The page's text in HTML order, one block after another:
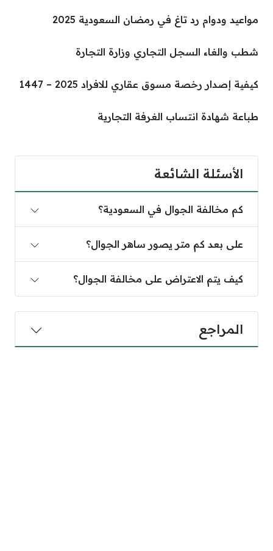
مواعيد ودوام رد تاغ في رمضان السعودية 2025
شطب والغاء السجل التجاري وزارة التجارة
كيفية إصدار رخصة مسوق عقاري للافراد 2025 – 1447
طباعة شهادة انتساب الغرفة التجارية
الأسئلة الشائعة
كم مخالفة الجوال في السعودية؟
على بعد كم متر يصور ساهر الجوال؟
كيف يتم الاعتراض على مخالفة الجوال؟
المراجع